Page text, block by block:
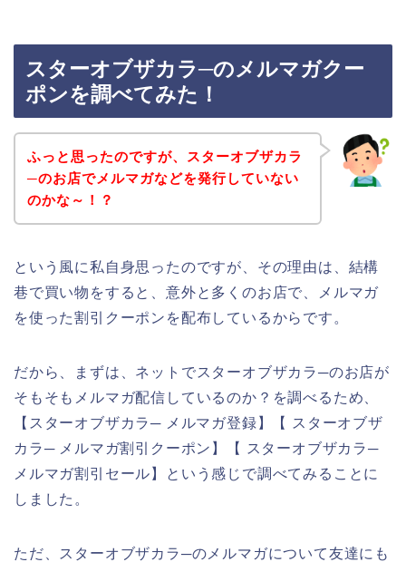
スターオブザカラ─のメルマガクー
ポンを調べてみた！
ふっと思ったのですが、スターオブザカラ
─のお店でメルマガなどを発行していない
のかな～！？
という風に私自身思ったのですが、その理由は、結構
巷で買い物をすると、意外と多くのお店で、メルマガ
を使った割引クーポンを配布しているからです。
だから、まずは、ネットでスターオブザカラ─のお店が
そもそもメルマガ配信しているのか？を調べるため、
【スターオブザカラ─ メルマガ登録】【 スターオブザ
カラ─ メルマガ割引クーポン】【 スターオブザカラ─
メルマガ割引セール】という感じで調べてみることに
しました。
ただ、スターオブザカラ─のメルマガについて友達にも